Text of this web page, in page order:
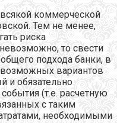
коммерческой
Тем не менее,
риска
то свести
подхода банки, в
вариантов
и обязательно
(т.е. расчетную
с таким
необходимыми